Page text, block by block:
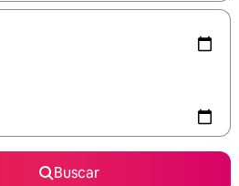
Buscar